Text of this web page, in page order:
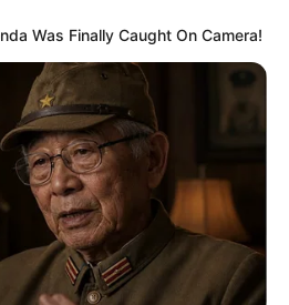
Was Finally Caught On Camera!